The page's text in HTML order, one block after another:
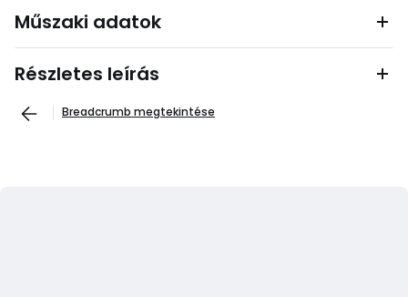
Műszaki adatok
Részletes leírás
Breadcrumb megtekintése